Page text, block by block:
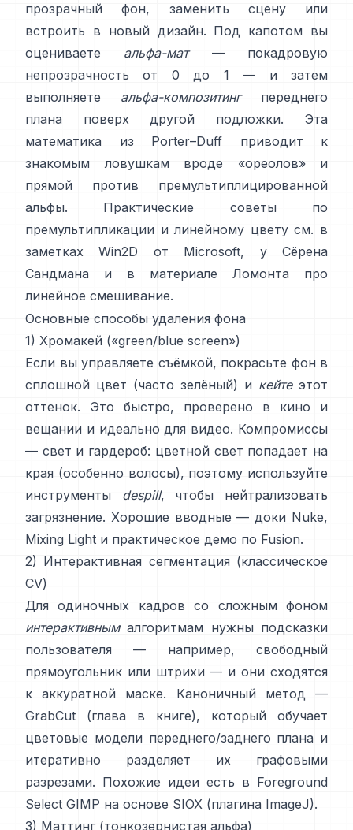
прозрачный фон, заменить сцену или
встроить в новый дизайн. Под капотом вы
оцениваете
альфа-мат— покадровую
непрозрачность от 0 до 1 — и затем
выполняете альфа-композитингпереднего
плана поверх другой подложки. Эта
математика из Porter–Duff приводит к
знакомым ловушкам вроде «ореолов» и
прямой против премультиплицированной
альфы. Практические советы по
премультипликации и линейному цвету см. в
заметках Win2D от Microsoft,
у Сёрена
Сандмана и
в материале Ломонта про
линейное смешивание.
Основные способы удаления фона
1) Хромакей («green/blue screen»)
Если вы управляете съёмкой, покрасьте фон в
сплошной цвет (часто зелёный) и кейтеэтот
оттенок. Это быстро, проверено в кино и
вещании и идеально для видео. Компромиссы
— свет и гардероб: цветной свет попадает на
края (особенно волосы), поэтому используйте
инструменты despill, чтобы нейтрализовать
загрязнение. Хорошие вводные —доки Nuke,
Mixing Light и практическое демо по Fusion.
2) Интерактивная сегментация (классическое
CV)
Для одиночных кадров со сложным фоном
интерактивнымалгоритмам нужны подсказки
пользователя — например, свободный
прямоугольник или штрихи — и они сходятся
к аккуратной маске. Каноничный метод —
GrabCut
(глава в книге), который обучает
цветовые модели переднего/заднего плана и
итеративно разделяет их графовыми
разрезами. Похожие идеи есть в Foreground
Select GIMP на основе SIOX (плагина ImageJ).
3) Маттинг (тонкозернистая альфа)